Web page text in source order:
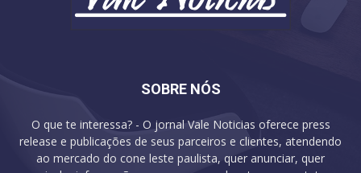
SOBRE NÓS
O que te interessa? - O jornal Vale Noticias oferece press
release e publicações de seus parceiros e clientes, atendendo
ao mercado do cone leste paulista, quer anunciar, quer